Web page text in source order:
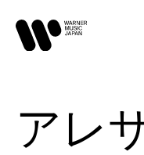
アレ